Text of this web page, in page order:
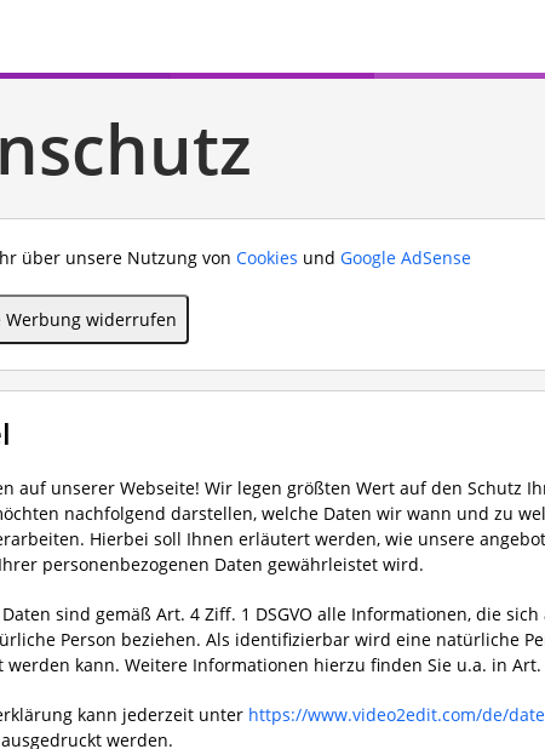
über unsere Nutzung vonCookies undGoogle AdSense
Werbung widerrufen
auf unserer Webseite! Wir legen größten Wert auf den Schutz
nachfolgend darstellen, welche Daten wir wann und zu
Hierbei soll Ihnen erläutert werden, wie unsere
personenbezogenen Daten gewährleistet wird.
sind gemäß Art. 4 Ziff. 1 DSGVO alle Informationen, die
Person beziehen. Als identifizierbar wird eine natürliche
kann. Weitere Informationen hierzu finden Sie u.a. in Art.
kann jederzeit unter https://www.video2edit.com/de/
werden.